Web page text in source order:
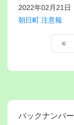
2022年02月21日
朝日町 注意報
バックナンバー